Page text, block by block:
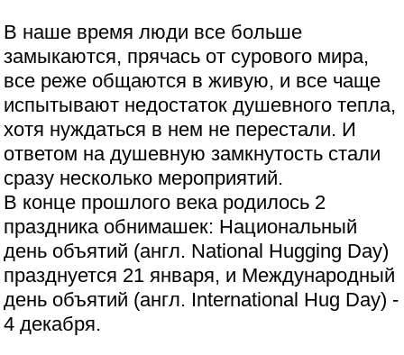
В наше время люди все больше
замыкаются, прячась от сурового мира,
все реже общаются в живую, и все чаще
испытывают недостаток душевного тепла,
хотя нуждаться в нем не перестали. И
ответом на душевную замкнутость стали
сразу несколько мероприятий.
В конце прошлого века родилось 2
праздника обнимашек: Национальный
день объятий (англ. National Hugging Day)
празднуется 21 января, и Международный
день объятий (англ. International Hug Day) -
4 декабря.